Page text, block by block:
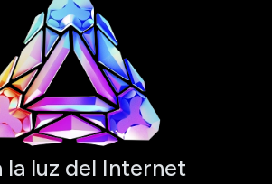
la luz del Internet